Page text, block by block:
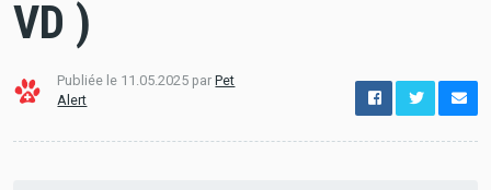
VD )
Publiée le 11.05.2025 parPet
Alert
configuration